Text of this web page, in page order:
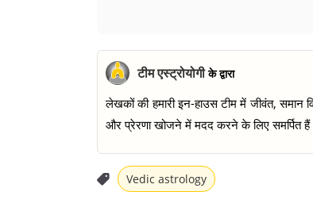
टीम एस्ट्रोयोगीके द्वारा
लेखकों की हमारी इन-हाउस टीम में जीवंत, समान
और प्रेरणा खोजने में मदद करने के लिए समर्पित
Vedic astrology